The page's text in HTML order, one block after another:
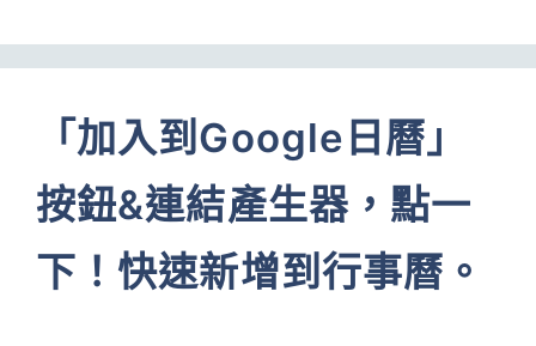
「加入到Google日曆」
按鈕&連結產生器，點一
下！快速新增到行事曆。